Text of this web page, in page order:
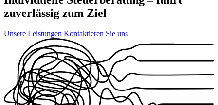
zuverlässig zum Ziel
Unsere Leistungen Kontaktieren Sie uns